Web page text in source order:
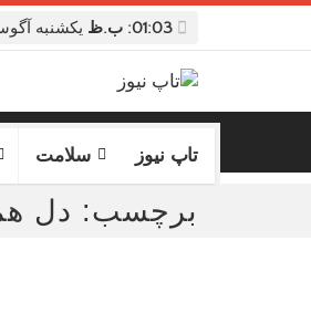
01:03: ب.ظ یکشنبه آگوست 9,
تاپ نیوز سلامت
برچسب: دل